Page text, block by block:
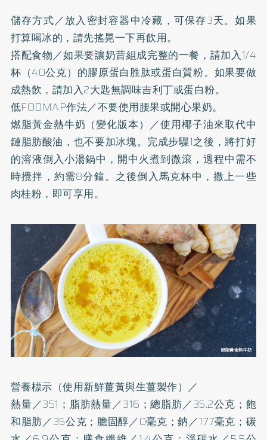
儲存方式／放入密封容器中冷藏，可保存3天。如果
打算喝冰的，請先搖晃一下再飲用。
搭配食物／如果要讓奶昔組成完整的一餐，請加入1/4
杯（40公克）的膠原蛋白胜肽或蛋白質粉。如果要做
成熱飲，請加入2大匙無調味吉利丁或蛋白粉。
低FODMAP作法／不要使用腰果或開心果奶。
燃脂黃金熱牛奶（變化版本）／使用椰子油來取代中
鏈脂肪酸油，也不要加冰塊。完成步驟1之後，將打好
的溶液倒入小湯鍋中，開中火煮到微滾，過程中需不
時攪拌，約需8分鐘。之後倒入馬克杯中，撒上一些
肉桂粉，即可享用。
營養標示（使用新鮮薑黃與生薑製作）／
熱量／351；脂肪熱量／316；總脂肪／35.2公克；飽
和脂肪／35公克；膽固醇／0毫克；鈉／177毫克；碳